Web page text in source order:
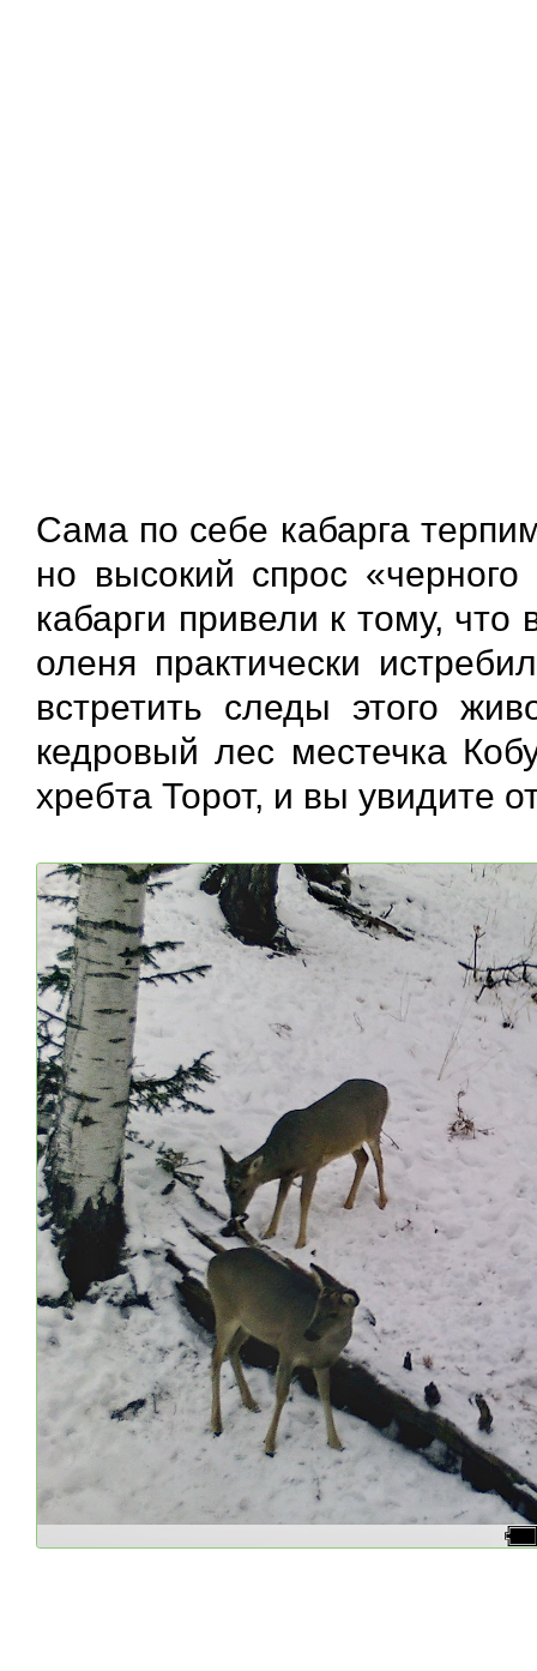
Сама по себе кабарга
но высокий спрос
кабарги привели к тому, что
оленя практически
встретить следы этого
кедровый лес местечка
хребта Торот, и вы увидите